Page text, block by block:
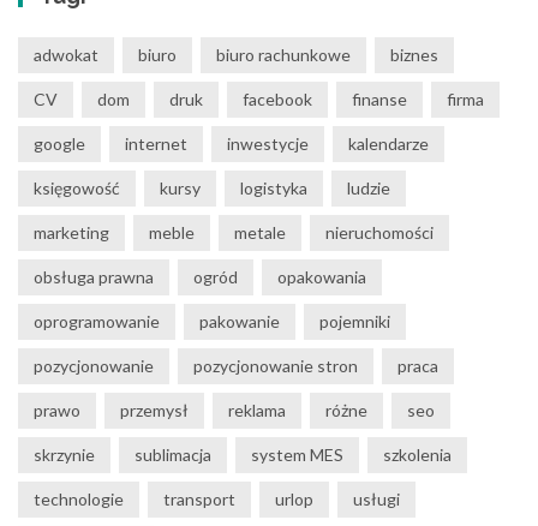
adwokat biuro biuro rachunkowe biznes
CV dom druk facebook finanse firma
google internet inwestycje kalendarze
księgowość kursy logistyka ludzie
marketing meble metale nieruchomości
obsługa prawna ogród opakowania
oprogramowanie pakowanie pojemniki
pozycjonowanie pozycjonowanie stron praca
prawo przemysł reklama różne seo
skrzynie sublimacja system MES szkolenia
technologie transport urlop usługi